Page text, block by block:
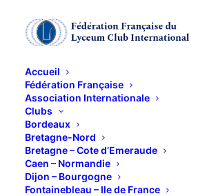
Accueil
Fédération Française
Association Internationale
Clubs
Bordeaux
Bretagne-Nord
Bretagne – Cote d’Emeraude
Caen – Normandie
Dijon – Bourgogne
Fontainebleau – Ile de France
Christmas
11 DÉCEMBRE 2014